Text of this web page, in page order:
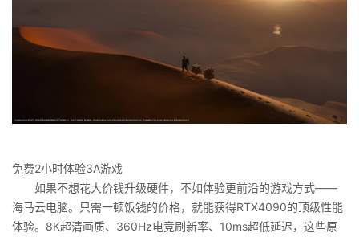
免费2小时体验3A游戏
如果不想花大价钱升级硬件，不如体验更前沿的游戏方式——
海马云电脑。只需一顿饭钱的价格，就能获得RTX4090的顶级性能
体验。8K超清画质、360Hz电竞刷新率、10ms超低延迟，这些原